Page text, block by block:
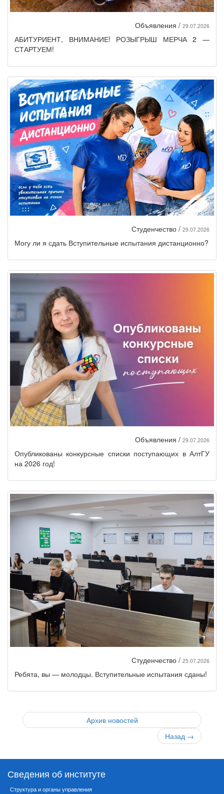
Объявления / 29.07.2026
АБИТУРИЕНТ, ВНИМАНИЕ! РОЗЫГРЫШ МЕРЧА 2 —
СТАРТУЕМ!
Студенчество / 29.07.2026
Могу ли я сдать Вступительные испытания дистанционно?
Объявления / 29.07.2026
Опубликованы конкурсные списки поступающих в АлтГУ
на 2026 год!
Студенчество / 25.07.2026
Ребята, вы — молодцы. Вступительные испытания сданы!
Архив новостей
Назад →
Сведения об институте
Структура и органы управления